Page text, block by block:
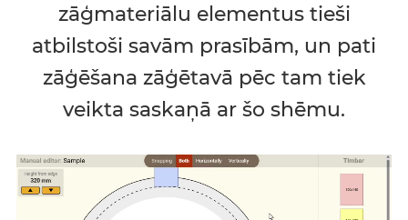
zāģmateriālu elementus tieši
atbilstoši savām prasībām, un pati
zāģēšana zāģētavā pēc tam tiek
veikta saskaņā ar šo shēmu.